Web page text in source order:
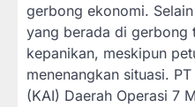
gerbong ekonomi.
yang berada di gerbong
kepanikan, meskipun
menenangkan situasi.
(KAI) Daerah Operasi 7